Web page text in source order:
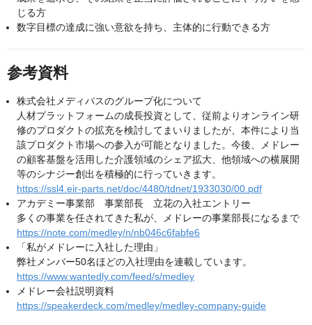
じる方
数字目標の達成に強い意欲を持ち、主体的に行動できる方
参考資料
株式会社メディパスのグループ化について
人材プラットフォームの成長投資として、従前よりオンライン研
修のプロダクトの拡充を検討してまいりましたが、本件により当
該プロダクト市場への参入が可能となりました。今後、メドレー
の顧客基盤を活用した介護領域のシェア拡大、他領域への横展開
等のシナジー創出を積極的に行っていきます。
https://ssl4.eir-parts.net/doc/4480/tdnet/1933030/00.pdf
アカデミー事業部 事業部長 立花の入社エントリー
多くの事業を任されてきた私が、メドレーの事業部長になるまで
https://note.com/medley/n/nb046c6fabfe6
「私がメドレーに入社した理由」
弊社メンバー50名ほどの入社理由を連載しています。
https://www.wantedly.com/feed/s/medley
メドレー会社説明資料
https://speakerdeck.com/medley/medley-company-guide